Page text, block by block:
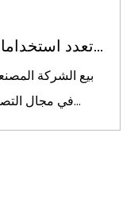
بيع الشركة